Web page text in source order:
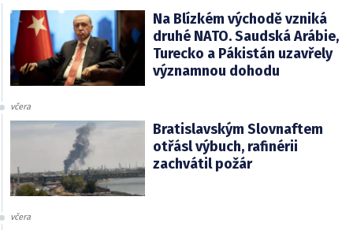
Na Blízkém východě vzniká
druhé NATO. Saudská Arábie,
Turecko a Pákistán uzavřely
významnou dohodu
včera
Bratislavským Slovnaftem
otřásl výbuch, rafinérii
zachvátil požár
včera